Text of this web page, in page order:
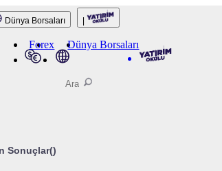
Dünya Borsaları
Forex Dünya Borsaları
Sonuçlar()